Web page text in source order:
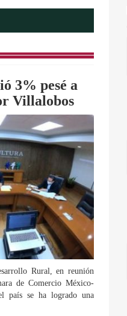
3% pesé a
Villalobos
Rural, en reunión
de Comercio México-
país se ha logrado una